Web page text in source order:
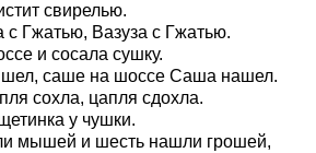
свирелью.
с Гжатью, Вазуза с Гжатью.
и сосала сушку.
саше на шоссе Саша нашел.
сохла, цапля сдохла.
у чушки.
мышей и шесть нашли грошей,